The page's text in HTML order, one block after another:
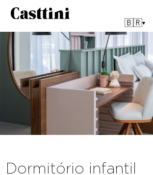
🇧🇷▾
Dormitório infantil